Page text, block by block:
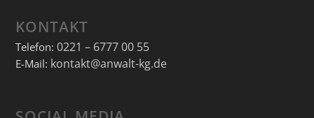
KONTAKT
Telefon: 0221 – 6777 00 55
E-Mail: kontakt@anwalt-kg.de